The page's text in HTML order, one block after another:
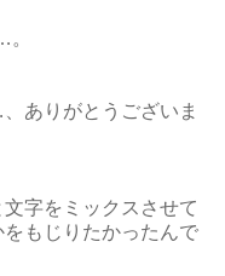
ありがとうございま
字をミックスさせて
もじりたかったんで